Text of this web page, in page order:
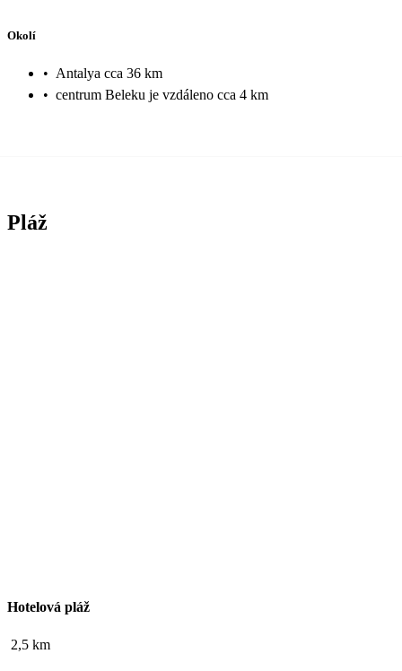
Okolí
• Antalya cca 36 km
• centrum Beleku je vzdáleno cca 4 km
Pláž
Hotelová pláž
2,5 km